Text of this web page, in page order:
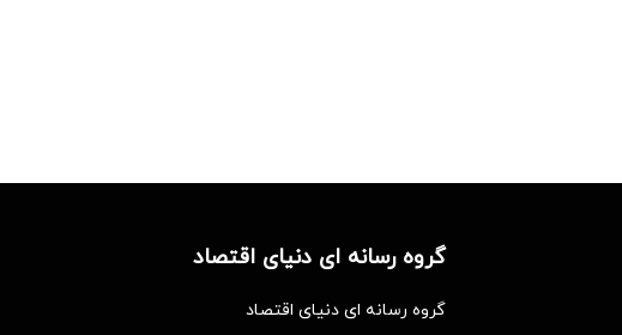
گروه رسانه ای دنیای اقتصاد
گروه رسانه ای دنیای اقتصاد